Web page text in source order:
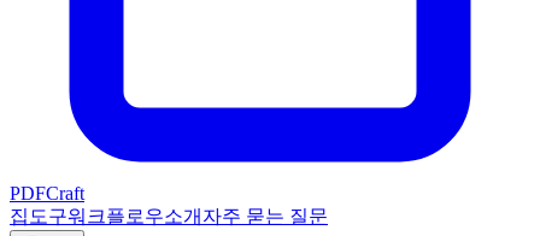
PDFCraft
집 도구워크플로우소개 자주 묻는 질문